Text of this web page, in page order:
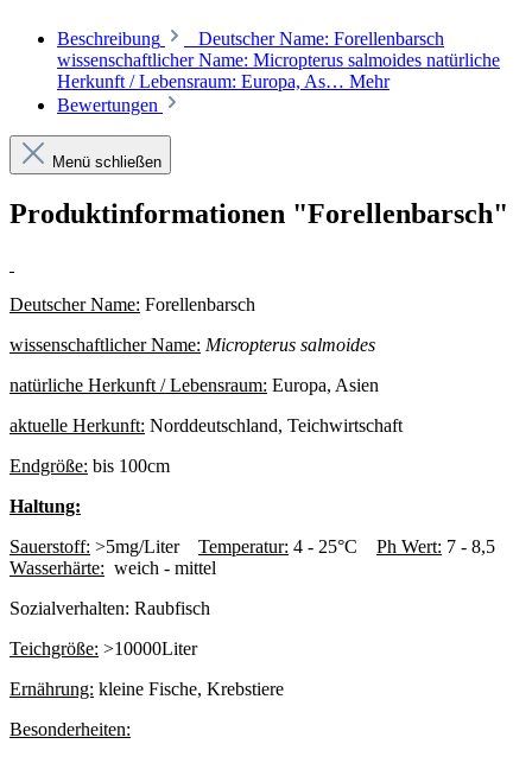
Beschreibung
Deutscher Name: Forellenbarsch
wissenschaftlicher Name: Micropterus salmoides natürliche
Herkunft / Lebensraum: Europa, As… Mehr
Bewertungen
Menü schließen
Produktinformationen "Forellenbarsch"
Deutscher Name: Forellenbarsch
wissenschaftlicher Name: Micropterus salmoides
natürliche Herkunft / Lebensraum: Europa, Asien
aktuelle Herkunft: Norddeutschland, Teichwirtschaft
Endgröße: bis 100cm
Haltung:
Sauerstoff: >5mg/Liter Temperatur: 4 - 25°C Ph Wert: 7 - 8,5
Wasserhärte: weich - mittel
Sozialverhalten: Raubfisch
Teichgröße: >10000Liter
Ernährung: kleine Fische, Krebstiere
Besonderheiten: